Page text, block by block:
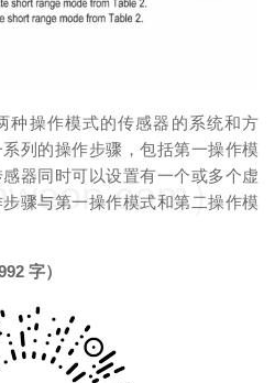
种操作模式的传感器的系统和方
列的操作步骤，包括第一操作模
器同时可以设置有一个或多个虚
骤与第一操作模式和第二操作模
字）
）